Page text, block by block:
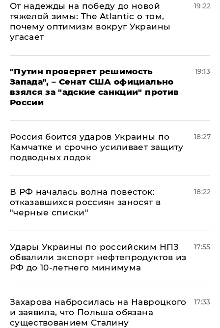
От надежды на победу до новой
тяжелой зимы: The Atlantic о том,
почему оптимизм вокруг Украины
угасает
19:22
"Путин проверяет решимость
Запада", – Сенат США официально
взялся за "адские санкции" против
России
19:13
Россия боится ударов Украины по
Камчатке и срочно усиливает защиту
подводных лодок
18:27
​В РФ началась волна повесток:
отказавшихся россиян заносят в
"черные списки"
18:22
Удары Украины по российским НПЗ
обвалили экспорт нефтепродуктов из
РФ до 10-летнего минимума
17:55
​Захарова набросилась на Навроцкого
и заявила, что Польша обязана
существованием Сталину
17:33